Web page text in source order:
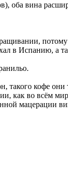
оба вина
потому
Испанию, а
кофе они
как во всём
мацерации